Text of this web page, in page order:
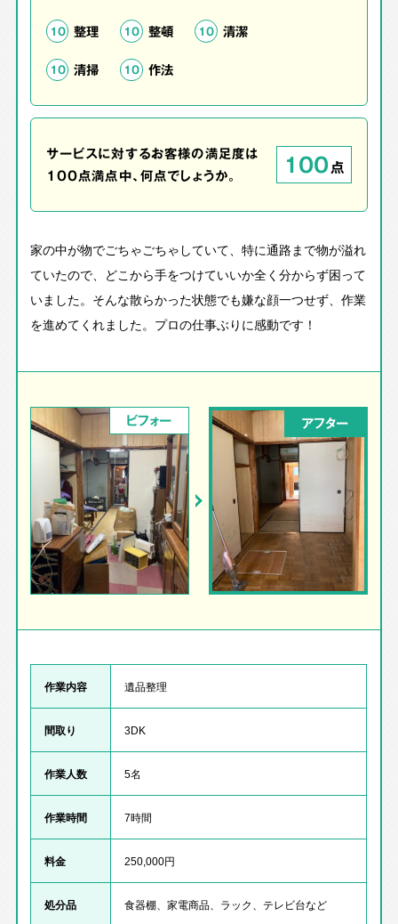
10 整理 10 整頓 10 清潔
10 清掃 10 作法
サービスに対するお客様の満足度は
100点満点中、何点でしょうか。
100点
家の中が物でごちゃごちゃしていて、特に通路まで物が溢れ
ていたので、どこから手をつけていいか全く分からず困って
いました。そんな散らかった状態でも嫌な顔一つせず、作業
を進めてくれました。プロの仕事ぶりに感動です！
ビフォー アフター
作業内容 遺品整理
間取り 3DK
作業人数 5名
作業時間 7時間
料金 250,000円
処分品 食器棚、家電商品、ラック、テレビ台など